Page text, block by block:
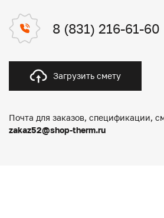
8 (831) 216-61-60
Загрузить смету
Почта для заказов, спецификации,
zakaz52@shop-therm.ru